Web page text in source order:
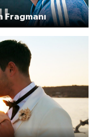
Fragmanı